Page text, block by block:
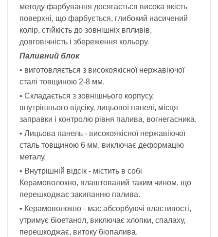
методу фарбування досягається висока якість
поверхні, що фарбується, глибокий насичений
колір, стійкість до зовнішніх впливів,
довговічність і збереження кольору.
Паливний блок
• виготовляється з високоякісної нержавіючої
сталі товщиною 2-8 мм.
• Складається з зовнішнього корпусу,
внутрішнього відсіку, лицьової панелі, місця
заправки і контролю рівня палива, вогнегасника.
• Лицьова панель - високоякісної нержавіючої
сталь товщиною 6 мм, виключає деформацію
металу.
• Внутрішній відсік - містить в собі
Керамоволокно, влаштований таким чином, що
перешкоджає закипанню палива.
• Керамоволокно - має абсорбуючі властивості,
утримує біоетанол, виключає хлопки, спалаху,
перешкоджає, витоку біопалива.